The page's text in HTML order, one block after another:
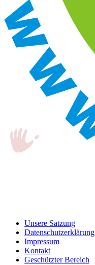
Unsere Satzung
Datenschutzerklärung
Impressum
Kontakt
Geschützter Bereich